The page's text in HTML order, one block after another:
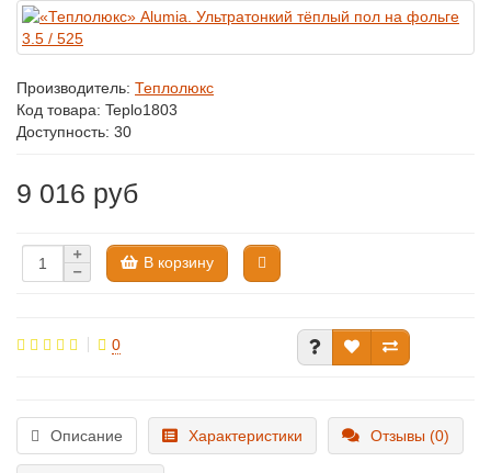
Производитель: Теплолюкс
Код товара: Teplo1803
Доступность: 30
9 016 руб
В корзину
0
Описание Характеристики Отзывы (0)